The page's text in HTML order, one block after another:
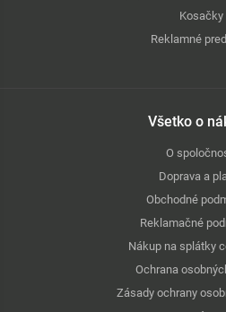
Kosačky
Reklamné
Všetko o
O
Doprava a
Obchodné
Reklamačné
Nákup na splátky
Ochrana
Zásady ochrany